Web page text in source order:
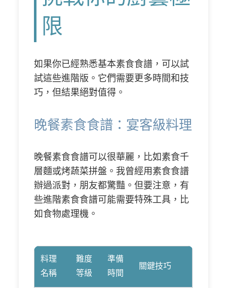
限
如果你已經熟悉基本素食食譜，可以試
試這些進階版。它們需要更多時間和技
巧，但結果絕對值得。
晚餐素食食譜：宴客級料理
晚餐素食食譜可以很華麗，比如素食千
層麵或烤蔬菜拼盤。我曾經用素食食譜
辦過派對，朋友都驚豔。但要注意，有
些進階素食食譜可能需要特殊工具，比
如食物處理機。
料理
名稱
難度
等級
準備
時間
關鍵技巧